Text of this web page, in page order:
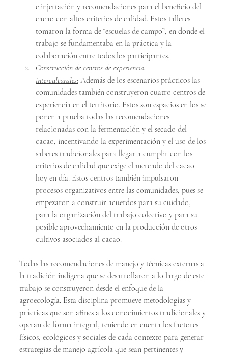
e injertación y recomendaciones para el beneficio del
cacao con altos criterios de calidad. Estos talleres
tomaron la forma de “escuelas de campo”, en donde el
trabajo se fundamentaba en la práctica y la
colaboración entre todos los participantes.
Construcción de centros de experiencia
interculturales: Además de los escenarios prácticos las
comunidades también construyeron cuatro centros de
experiencia en el territorio. Estos son espacios en los se
ponen a prueba todas las recomendaciones
relacionadas con la fermentación y el secado del
cacao, incentivando la experimentación y el uso de los
saberes tradicionales para llegar a cumplir con los
criterios de calidad que exige el mercado del cacao
hoy en día. Estos centros también impulsaron
procesos organizativos entre las comunidades, pues se
empezaron a construir acuerdos para su cuidado,
para la organización del trabajo colectivo y para su
posible aprovechamiento en la producción de otros
cultivos asociados al cacao.
Todas las recomendaciones de manejo y técnicas externas a
la tradición indígena que se desarrollaron a lo largo de este
trabajo se construyeron desde el enfoque de la
agroecología. Esta disciplina promueve metodologías y
prácticas que son afines a los conocimientos tradicionales y
operan de forma integral, teniendo en cuenta los factores
físicos, ecológicos y sociales de cada contexto para generar
estrategias de manejo agrícola que sean pertinentes y